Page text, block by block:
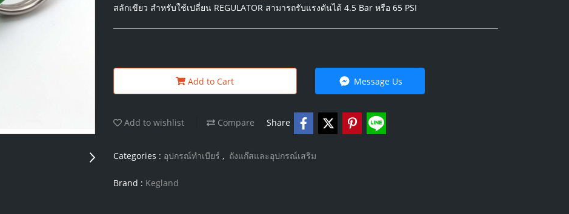
สลักเขียว สำหรับใช้เปลี่ยน REGULATOR สามารถรับแรงดันได้ 4.5 Bar หรือ 65 PSI
Add to Cart Message Us
Add to wishlist Compare Share
Categories : อุปกรณ์ทำเบียร์ , ถังแก๊สและอุปกรณ์เสริม
Brand : Kegland